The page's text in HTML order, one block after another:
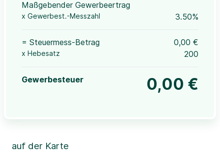
Maßgebender Gewerbeertrag
x Gewerbest.-Messzahl 3.50%
= Steuermess-Betrag 0,00 €
x Hebesatz 200
Gewerbesteuer 0,00 €
auf der Karte
Leaflet|©OpenStreetMap, ©CartoDB,